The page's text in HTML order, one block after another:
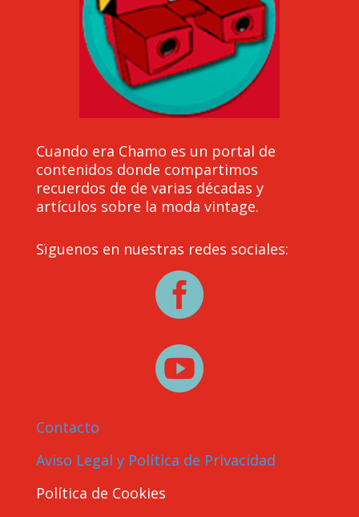
Cuando era Chamo es un portal de
contenidos donde compartimos
recuerdos de de varias décadas y
artículos sobre la moda vintage.
Sïguenos en nuestras redes sociales:


Contacto
Aviso Legal y Política de Privacidad
Política de Cookies